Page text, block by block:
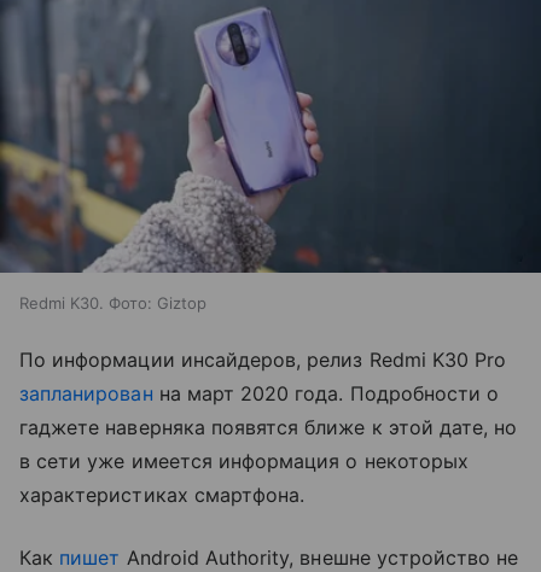
Redmi K30. Фото: Giztop
По информации инсайдеров, релиз Redmi K30 Pro
запланирован на март 2020 года. Подробности о
гаджете наверняка появятся ближе к этой дате, но
в сети уже имеется информация о некоторых
характеристиках смартфона.
Как пишет Android Authority, внешне устройство не